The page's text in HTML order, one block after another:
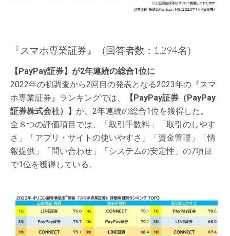
『スマホ専業証券』（回答者数：1,294名）
【PayPay証券】が2年連続の総合1位に
2022年の初調査から2回目の発表となる2023年の『スマ
ホ専業証券』ランキングでは、
【PayPay証券（PayPay
証券株式会社）】 が、2年連続の総合1位を獲得した。
全８つの評価項目では、「取引手数料」「取引のしやす
さ」「アプリ・サイトの使いやすさ」「資金管理」「情
報提供」「問い合わせ」「システムの安定性」の7項目
で1位を獲得している。